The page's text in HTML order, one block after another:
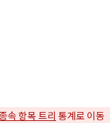
속 항목 트리 통계로 이동